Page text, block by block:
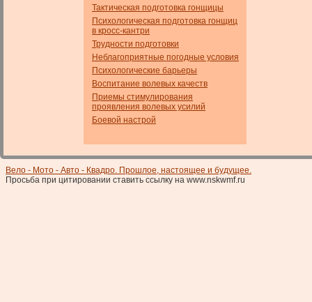
Тактическая подготовка гонщицы
Психологическая подготовка гонщиц
в кросс-кантри
Трудности подготовки
Неблагоприятные погодные условия
Психологические барьеры
Воспитание волевых качеств
Приемы стимулирования
проявления волевых усилий
Боевой настрой
Вело - Мото - Авто - Квадро. Прошлое, настоящее и будущее.
Просьба при цитировании ставить ссылку на www.nskwmf.ru